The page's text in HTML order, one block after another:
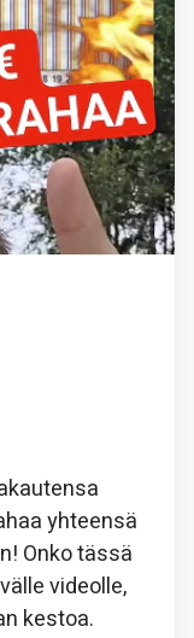
yhteensä
Onko tässä
videolle,
kestoa.